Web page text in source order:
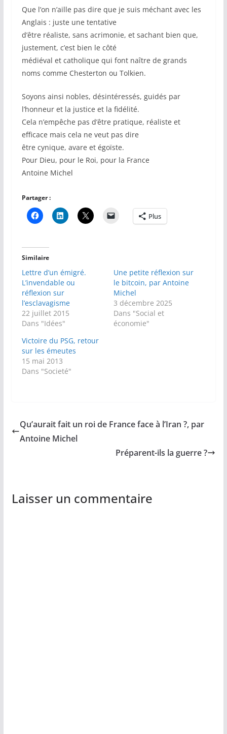
Que l’on n’aille pas dire que je suis méchant avec les
Anglais : juste une tentative
d’être réaliste, sans acrimonie, et sachant bien que,
justement, c’est bien le côté
médiéval et catholique qui font naître de grands
noms comme Chesterton ou Tolkien.
Soyons ainsi nobles, désintéressés, guidés par
l’honneur et la justice et la fidélité.
Cela n’empêche pas d’être pratique, réaliste et
efficace mais cela ne veut pas dire
être cynique, avare et égoïste.
Pour Dieu, pour le Roi, pour la France
Antoine Michel
Partager :
Plus
Similaire
Lettre d’un émigré.
L’invendable ou
réflexion sur
l’esclavagisme
22 juillet 2015
Dans "Idées"
Une petite réflexion sur
le bitcoin, par Antoine
Michel
3 décembre 2025
Dans "Social et
économie"
Victoire du PSG, retour
sur les émeutes
15 mai 2013
Dans "Societé"
Qu’aurait fait un roi de France face à l’Iran ?, par
Antoine Michel
Préparent-ils la guerre ?
Laisser un commentaire